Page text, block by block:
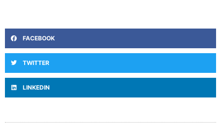
FACEBOOK
TWITTER
LINKEDIN